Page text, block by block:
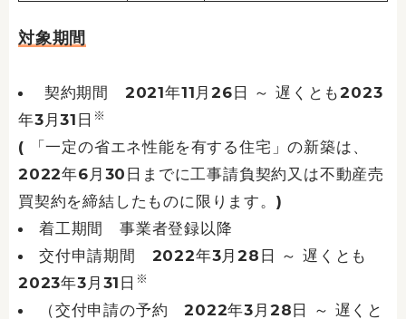
対象期間
契約期間 2021年11月26日 ～ 遅くとも2023
年3月31日 ※
( 「一定の省エネ性能を有する住宅」の新築は、
2022年6月30日までに工事請負契約又は不動産売
買契約を締結したものに限ります。)
着工期間 事業者登録以降
交付申請期間 2022年3月28日 ～ 遅くとも
2023年3月31日 ※
（交付申請の予約 2022年3月28日 ～ 遅くと